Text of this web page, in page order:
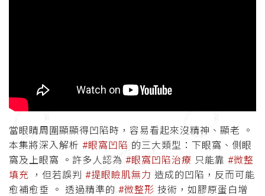
當眼睛周圍顯顯得凹陷時，容易看起來沒精神、顯老 。
本集將深入解析 #眼窩凹陷 的三大類型：下眼窩、側眼
窩及上眼窩 。許多人認為 #眼窩凹陷治療 只能靠 #微整
填充 ，但若誤判 #提眼瞼肌無力 造成的凹陷，反而可能
愈補愈垂 。 透過精準的 #微整形 技術，如膠原蛋白增